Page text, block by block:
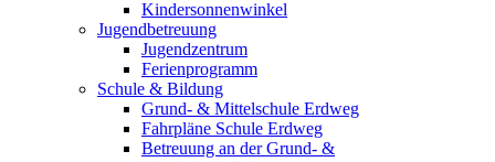
Kindersonnenwinkel
Jugendbetreuung
Jugendzentrum
Ferienprogramm
Schule & Bildung
Grund- & Mittelschule Erdweg
Fahrpläne Schule Erdweg
Betreuung an der Grund- &